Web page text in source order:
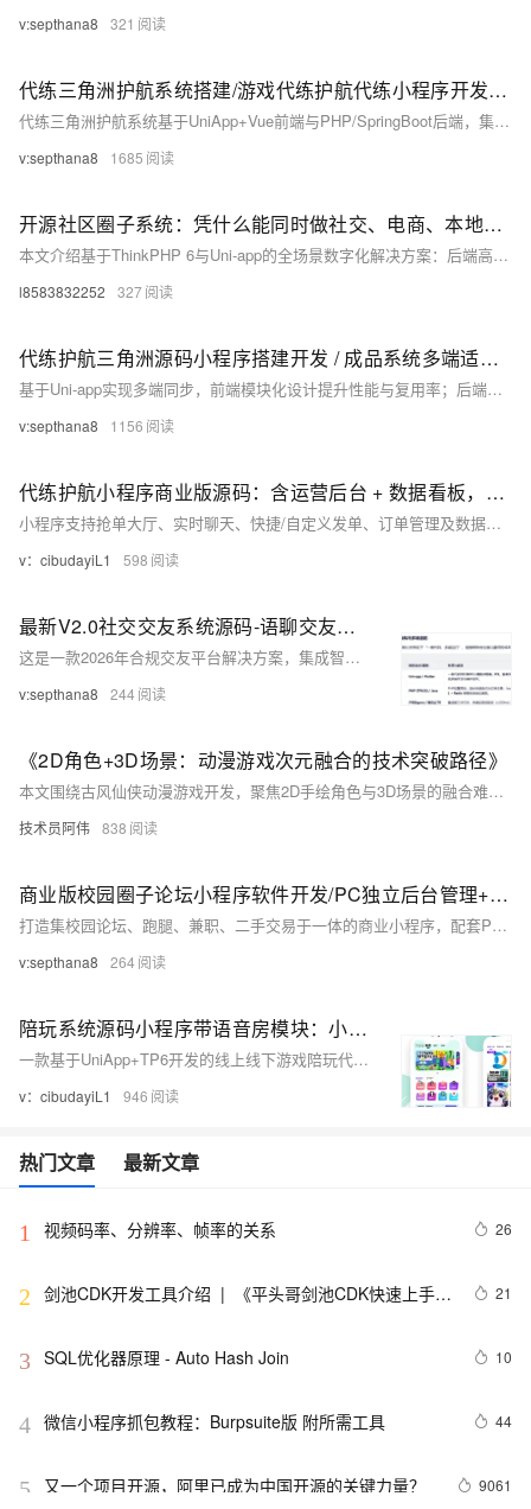
v:septhana8 321
代练三角洲护航系统搭建/游戏代练护航代练小程序开发制作方案
代练三角洲护航系统基于UniApp+Vue前端与PHP/SpringBoot后端，集成用户管理、代练抢单、陪玩展示、支付评价等功能，支持私有化部署。专注“护航”模式，保障安全高效，提升用户体验，助力精细化运营，构建可信赖的代练服务平台。
v:septhana8 1685
开源社区圈子系统：凭什么能同时做社交、电商、本地服务？
本文介绍基于ThinkPHP 6与Uni-app的全场景数字化解决方案：后端高效安全、前端一套代码多端发布（APP/小程序/H5），支持账号互通、快速打包与插件扩展；覆盖社交、本地生活、二手、跑腿等10+业务场景，助力开发者低成本、高效率落地MVP。
l8583832252 327
代练护航三角洲源码小程序搭建开发 / 成品系统多端适用，上线即可运营保姆版服务 1V1 指导
基于Uni-app实现多端同步，前端模块化设计提升性能与复用率；后端采用PHP+ThinkPHP框架，保障服务稳定高效；MySQL与Redis结合，优化数据存储与访问速度；集成WebSocket实现实时通讯。支持商品展示、快速下单、订单管理、双模式派单等功能，覆盖用户全链路需求。
v:septhana8 1156
代练护航小程序商业版源码：含运营后台 + 数据看板，源码部署即商用
小程序支持抢单大厅、实时聊天、快捷/自定义发单、订单管理及数据大屏；后台涵盖订单、用户、游戏与权限管理，助力高效运营。
v：cibudayiL1 598
最新V2.0社交交友系统源码-语聊交友运营级别成品源码-三端源码交付核心功能模块详解（附代码示例）
这是一款2026年合规交友平台解决方案，集成智能匹配、语聊直播、会员变现与分销体系，支持私有化部署，内置实名认证、AI内容审核等安全模块，助力企业合法高效运营。
v:septhana8 244
《2D角色+3D场景：动漫游戏次元融合的技术突破路径》
本文围绕古风仙侠动漫游戏开发，聚焦2D手绘角色与3D场景的融合难题，针对图层割裂、阴影脱节、透视失真、光照不匹配、多角色性能压力及互动割裂六大问题，分别提出骨骼绑定控制器、动态阴影投射、非线性透视缩放、实时调色、分层渲染、互动姿态匹配六大解决方案。通过差异化参数设置与动态精度调整，在保证动漫风格的同时，解决技术痛点，提升场景沉浸感。
技术员阿伟 838
商业版校园圈子论坛小程序软件开发/PC独立后台管理+跑腿+兼职+二手市场等结合
打造集校园论坛、跑腿、兼职、二手交易于一体的商业小程序，配套PC端后台管理。采用Uni-app+Vue/React前端架构，Node.js/PHP后端，MySQL/MongoDB数据库，部署于阿里云等平台，结合Docker实现高效运维。涵盖内容发布、订单交互、信用评价等核心模块，强化数据安全与隐私保护，构建闭环校园生态，助力商业化运营。
v:septhana8 264
陪玩系统源码小程序带语音房模块：小程序闲聊 / APP 开黑，搭子匹配无延迟
一款基于UniApp+TP6开发的线上线下游戏陪玩代练小程序，支持多端同步。涵盖100+热门游戏及线下陪伴服务，集成智能匹配、语音视频通讯、直播互动等功能，打造全场景陪玩生态平台。
v：cibudayiL1 946
热门文章 最新文章
1 视频码率、分辨率、帧率的关系 26
2 剑池CDK开发工具介绍  |  《平头哥剑池CDK快速上手指
21
3 SQL优化器原理 - Auto Hash Join 10
4 微信小程序抓包教程：Burpsuite版 附所需工具 44
5 又一个项目开源，阿里已成为中国开源的关键力量？ 9061